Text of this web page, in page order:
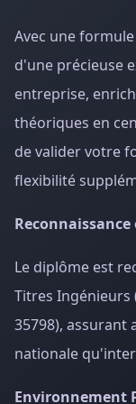
Avec une
d'une précieuse
entreprise,
théoriques en
de valider votre
flexibilité
Le diplôme est
Titres Ingénieurs
35798), assurant
nationale
Environnement